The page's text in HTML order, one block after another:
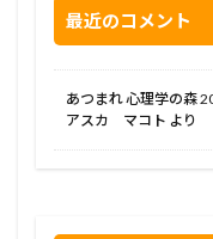
最近のコメント
あつまれ 心理学の森
アスカ マコト より